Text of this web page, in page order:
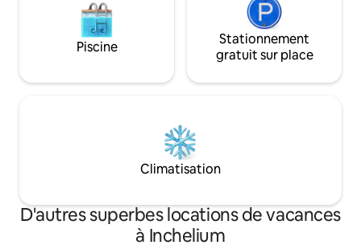
Piscine
Stationnement
gratuit sur place
Climatisation
D'autres superbes locations de vacances
à Inchelium